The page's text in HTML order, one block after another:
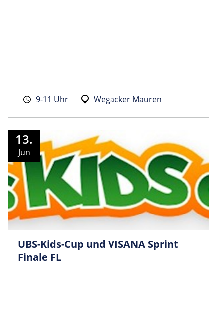
9-11 Uhr Wegacker Mauren
13.
Jun
UBS-Kids-Cup und VISANA Sprint
Finale FL